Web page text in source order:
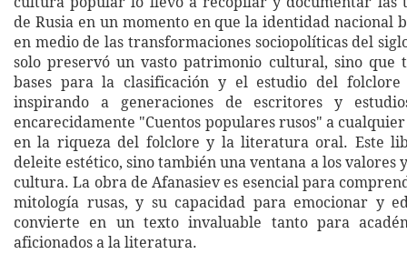
de Rusia en un momento en que la identidad nacional
en medio de las transformaciones sociopolíticas del
solo preservó un vasto patrimonio cultural, sino que
bases para la clasificación y el estudio del
inspirando a generaciones de escritores y
encarecidamente "Cuentos populares rusos" a
en la riqueza del folclore y la literatura oral. Este
deleite estético, sino también una ventana a los valores
cultura. La obra de Afanasiev es esencial para
mitología rusas, y su capacidad para emocionar y
convierte en un texto invaluable tanto para
aficionados a la literatura.